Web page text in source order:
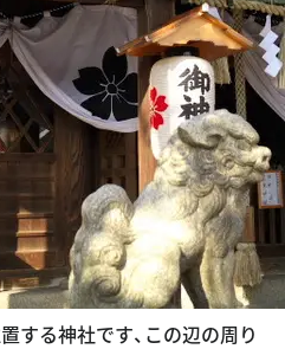
する神社です、この辺の周り